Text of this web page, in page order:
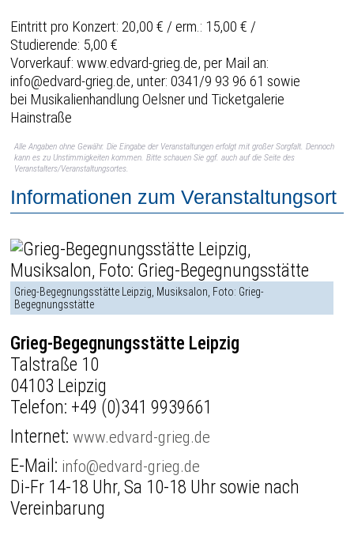
Eintritt pro Konzert: 20,00 € / erm.: 15,00 € /
Studierende: 5,00 €
Vorverkauf: www.edvard-grieg.de, per Mail an:
info@edvard-grieg.de, unter: 0341/9 93 96 61 sowie
bei Musikalienhandlung Oelsner und Ticketgalerie
Hainstraße
Alle Angaben ohne Gewähr. Die Eingabe der Veranstaltungen erfolgt mit großer Sorgfalt. Dennoch
kann es zu Unstimmigkeiten kommen. Bitte schauen Sie ggf. auch auf die Seite des
Veranstalters/Veranstaltungsortes.
Informationen zum Veranstaltungsort
Grieg-Begegnungsstätte Leipzig, Musiksalon, Foto: Grieg-
Begegnungsstätte
Grieg-Begegnungsstätte Leipzig
Talstraße 10
04103 Leipzig
Telefon: +49 (0)341 9939661
Internet:www.edvard-grieg.de
E-Mail: info@edvard-grieg.de
Di-Fr 14-18 Uhr, Sa 10-18 Uhr sowie nach
Vereinbarung